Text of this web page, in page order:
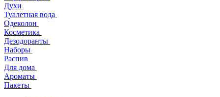
Духи
Туалетная вода
Одеколон
Косметика
Дезодоранты
Наборы
Распив
Для дома
Ароматы
Пакеты